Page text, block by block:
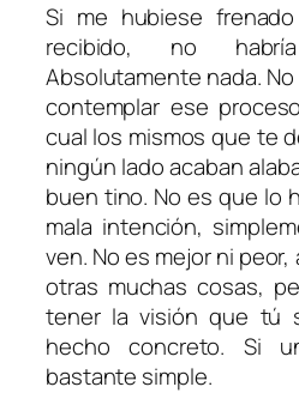
Si me hubiese
recibido, no
Absolutamente nada.
contemplar ese
cual los mismos que te
ningún lado acaban
buen tino. No es que lo
mala intención,
ven. No es mejor ni
otras muchas cosas,
tener la visión que tú
hecho concreto. Si
bastante simple.